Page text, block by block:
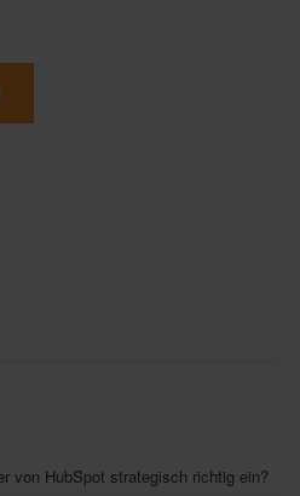
von HubSpot strategisch richtig ein?